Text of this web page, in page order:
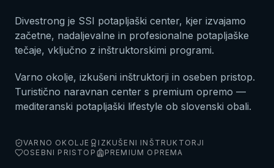
Divestrong je SSI potapljaški center, kjer izvajamo
začetne, nadaljevalne in profesionalne potapljaške
tečaje, vključno z inštruktorskimi programi.
Varno okolje, izkušeni inštruktorji in oseben pristop.
Turistično naravnan center s premium opremo —
mediteranski potapljaški lifestyle ob slovenski obali.
VARNO OKOLJE
IZKUŠENI INŠTRUKTORJI
OSEBNI PRISTOP
PREMIUM OPREMA